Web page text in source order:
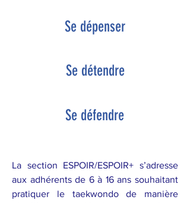
Se dépenser
Se détendre
Se défendre
La section ESPOIR/ESPOIR+ s’adresse
aux adhérents de 6 à 16 ans souhaitant
pratiquer le taekwondo de manière